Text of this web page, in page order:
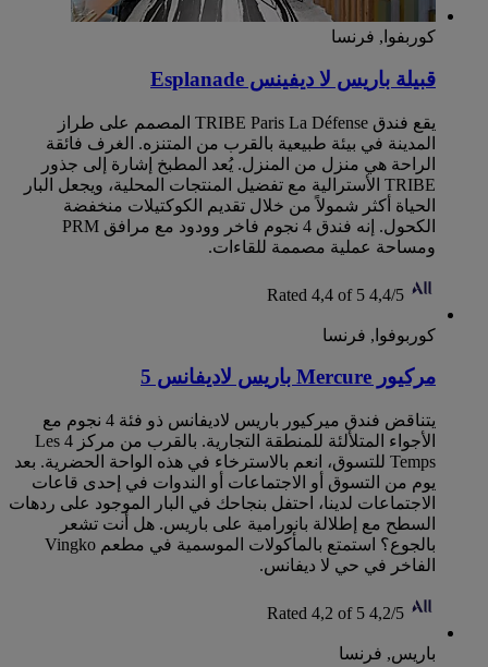
كوربفوا, فرنسا
قبيلة باريس لا ديفينس Esplanade
يقع فندق TRIBE Paris La Défense المصمم على طراز
المدينة في بيئة طبيعية بالقرب من المتنزه. الغرف فائقة
الراحة هي منزل من المنزل. يُعد المطبخ إشارة إلى جذور
TRIBE الأسترالية مع تفضيل المنتجات المحلية، ويجعل البار
الحياة أكثر شمولاً من خلال تقديم الكوكتيلات منخفضة
الكحول. إنه فندق 4 نجوم فاخر وودود مع مرافق PRM
ومساحة عملية مصممة للقاءات.
4,4/5
Rated 4,4 of 5
كوربوفوا, فرنسا
مركيور Mercure باريس لاديفانس 5
يتناقض فندق ميركيور باريس لاديفانس ذو فئة 4 نجوم مع
الأجواء المتلألئة للمنطقة التجارية. بالقرب من مركز Les 4
Temps للتسوق، انعم بالاسترخاء في هذه الواحة الحضرية. بعد
يوم من التسوق أو الاجتماعات أو الندوات في إحدى قاعات
الاجتماعات لدينا، احتفل بنجاحك في البار الموجود على ردهات
السطح مع إطلالة بانورامية على باريس. هل أنت تشعر
بالجوع؟ استمتع بالمأكولات الموسمية في مطعم Vingko
الفاخر في حي لا ديفانس.
4,2/5
Rated 4,2 of 5
باريس, فرنسا